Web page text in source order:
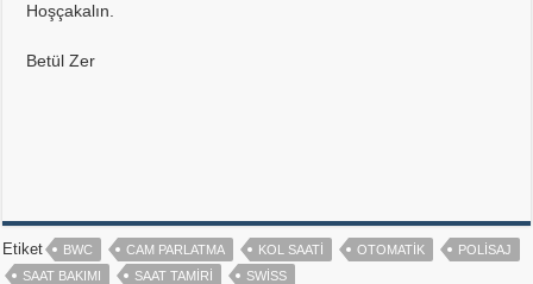
Hoşçakalın.
Betül Zer
Etiket BWC CAM PARLATMA KOL SAATI OTOMATIK
POLISAJ
SAAT BAKIMI
SAAT TAMIRI SWISS